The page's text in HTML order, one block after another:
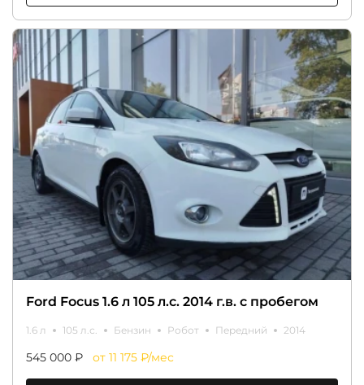
Ford Focus 1.6 л 105 л.с. 2014 г.в. с пробегом
1.6 л 105 л.с. Бензин Робот Передний 2014
545 000 ₽ от 11 175 ₽/мес